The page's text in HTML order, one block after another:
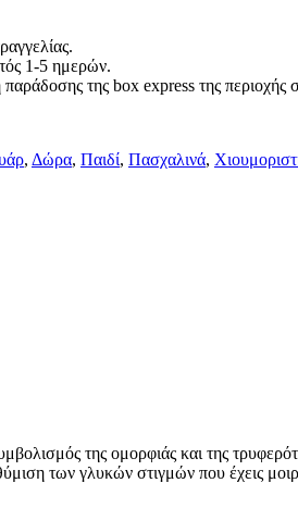
1-5 ημερών.
της box express της περιοχής
, Δώρα, Παιδί, Πασχαλινά,
της ομορφιάς και της
των γλυκών στιγμών που έχεις